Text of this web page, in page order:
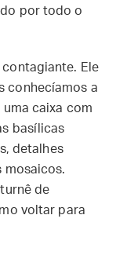
por todo o
Ele
conhecíamos a
uma caixa com
basílicas
detalhes
mosaicos.
de
voltar para